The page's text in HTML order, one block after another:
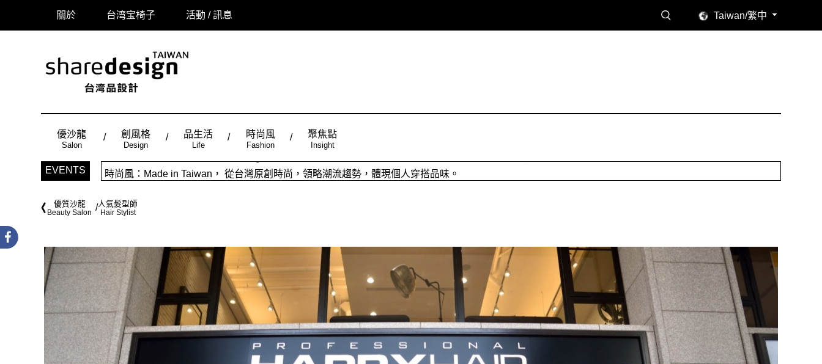
Taiwan/繁中
關於 台湾宝椅子 活動 / 訊息
優沙龍
Salon
創風格
Design
品生活
Life
時尚風
Fashion
聚焦點
Insight
EVENTS
時尚風：Made in Taiwan， 從台灣原創時尚，領略潮流趨勢，體現個人穿搭品味。
優質沙龍
Beauty Salon
人氣髮型師
Hair Stylist